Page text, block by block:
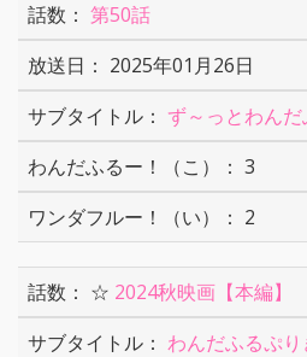
第50話
2025年01月26日
ず～っとわんだ
3
2
☆ 2024秋映画【本編】
わんだふるぷ